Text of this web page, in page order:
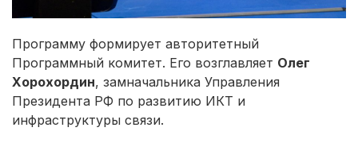
Программу формирует авторитетный
Программный комитет. Его возглавляет Олег
Хорохордин, замначальника Управления
Президента РФ по развитию ИКТ и
инфраструктуры связи.